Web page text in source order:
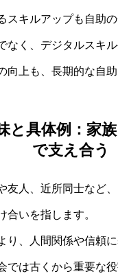
スキルアップも自助の
なく、デジタルスキ
向上も、長期的な自助
と具体例：家
で支え合う
友人、近所同士など
合いを指します。
り、人間関係や信頼
では古くから重要な